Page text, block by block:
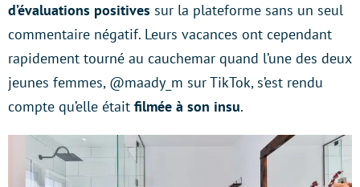
d’évaluations positives sur la plateforme sans un seul
commentaire négatif. Leurs vacances ont cependant
rapidement tourné au cauchemar quand l’une des deux
jeunes femmes, @maady_m sur TikTok, s’est rendu
compte qu’elle était filmée à son insu.